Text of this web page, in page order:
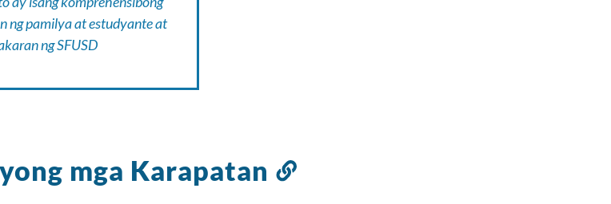
ng pamilya at estudyante at
ng SFUSD
mga Karapatan
Link